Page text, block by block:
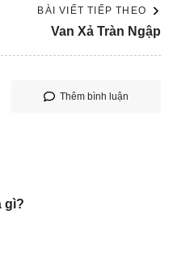
BÀI VIẾT TIẾP THEO
Van Xả Tràn Ngập
Thêm bình luận
gì?